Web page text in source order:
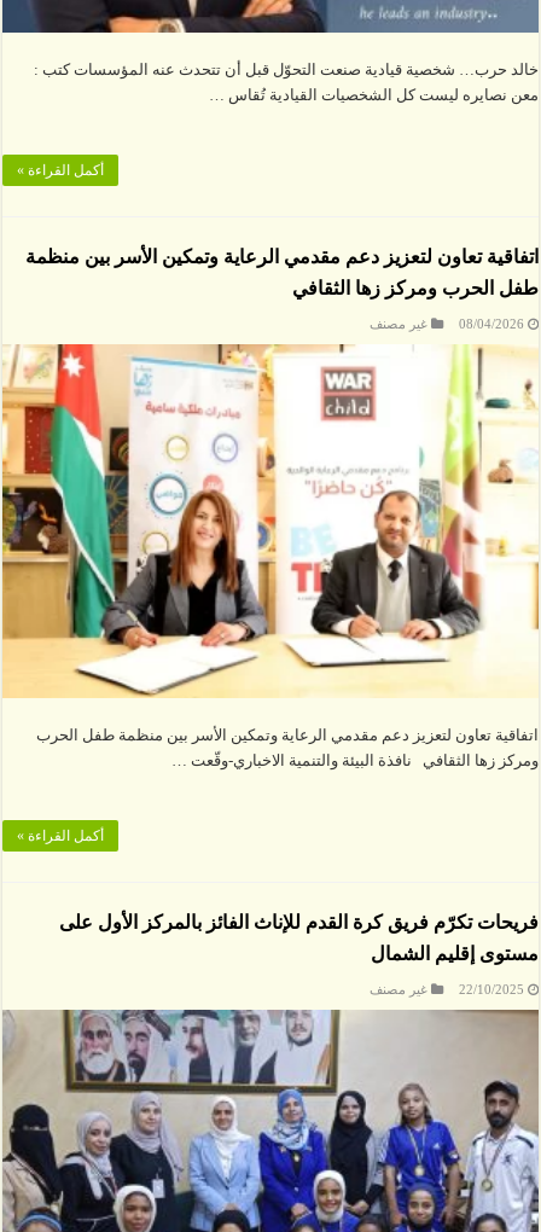
خالد حرب… شخصية قيادية صنعت التحوّل قبل أن تتحدث عنه المؤسسات كتب :
معن نصايره ليست كل الشخصيات القيادية تُقاس …
أكمل القراءة »
اتفاقية تعاون لتعزيز دعم مقدمي الرعاية وتمكين الأسر بين منظمة
طفل الحرب ومركز زها الثقافي
08/04/2026 غير مصنف
اتفاقية تعاون لتعزيز دعم مقدمي الرعاية وتمكين الأسر بين منظمة طفل الحرب
ومركز زها الثقافي نافذة البيئة والتنمية الاخباري-وقّعت …
أكمل القراءة »
فريحات تكرّم فريق كرة القدم للإناث الفائز بالمركز الأول على
مستوى إقليم الشمال
22/10/2025 غير مصنف